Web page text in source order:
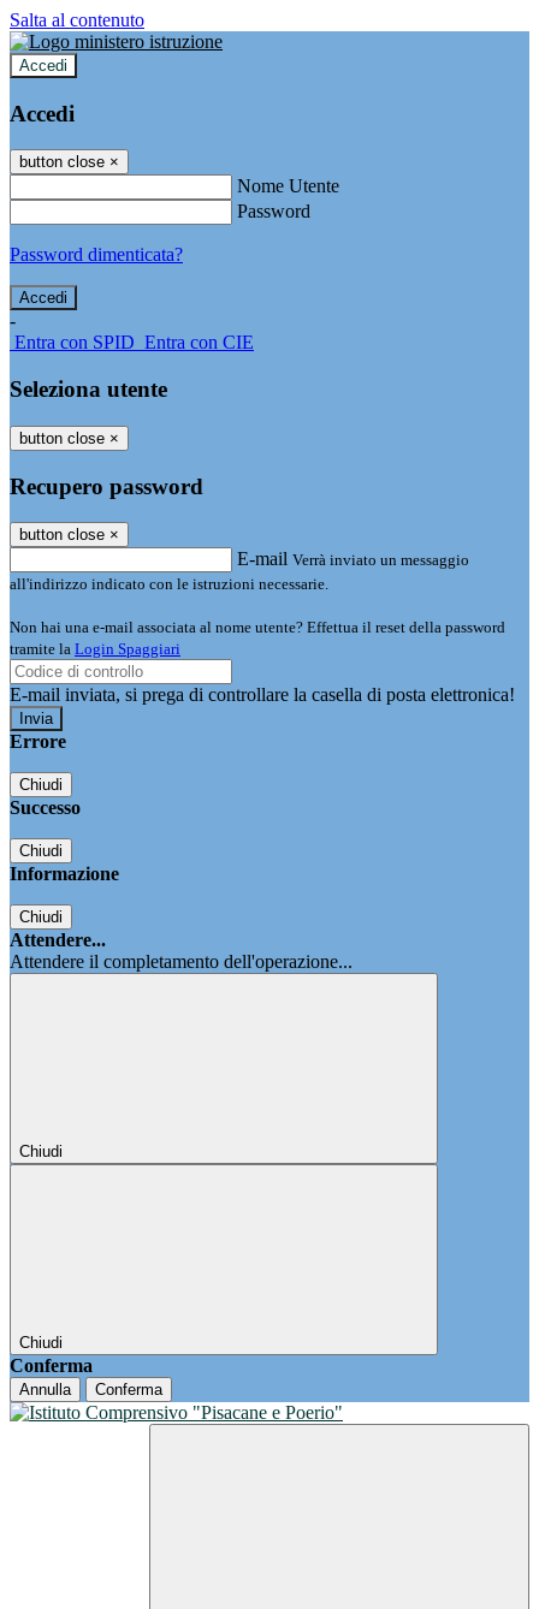
Salta al contenuto
Accedi
Accedi
button close ×
Nome Utente
Password
Password dimenticata?
-
Entra con SPID Entra con CIE
Seleziona utente
button close ×
Recupero password
button close ×
E-mail Verrà inviato un messaggio
all'indirizzo indicato con le istruzioni necessarie.
Non hai una e-mail associata al nome utente? Effettua il reset della password
tramite la Login Spaggiari
E-mail inviata, si prega di controllare la casella di posta elettronica!
Errore
Chiudi
Successo
Chiudi
Informazione
Chiudi
Attendere...
Attendere il completamento dell'operazione...
Chiudi
Chiudi
Conferma
Annulla Conferma